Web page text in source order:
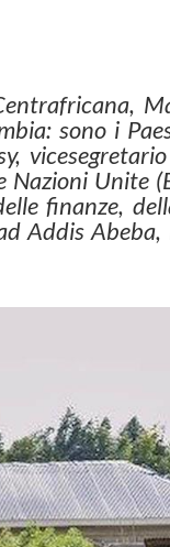
sono i
Nazioni Unite
finanze,
Addis Abeba,